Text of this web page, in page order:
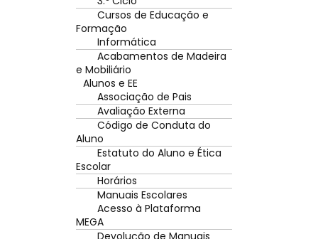
Cursos de Educação e
Formação
Informática
Acabamentos de Madeira
e Mobiliário
Alunos e EE
Associação de Pais
Avaliação Externa
Código de Conduta do
Aluno
Estatuto do Aluno e Ética
Escolar
Horários
Manuais Escolares
Acesso à Plataforma
MEGA
Devolução de Manuais